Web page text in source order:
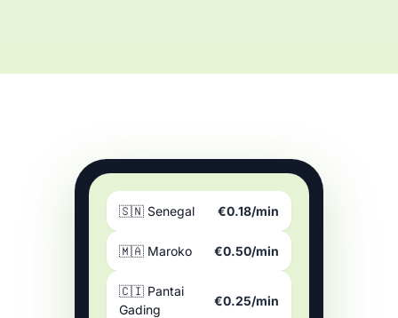
🇸🇳 Senegal €0.18/min
🇲🇦 Maroko €0.50/min
🇨🇮 Pantai
Gading
€0.25/min